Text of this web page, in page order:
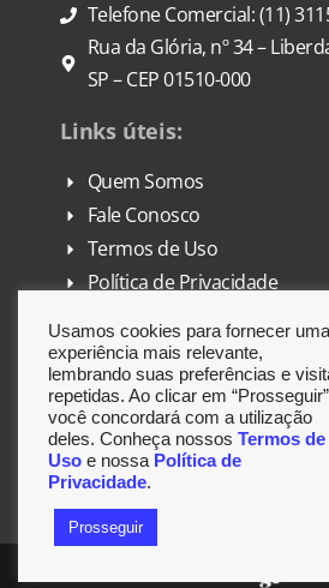
Telefone Comercial: (11)
Rua da Glória, nº 34 –
SP – CEP 01510-000
Links úteis:
Quem Somos
Fale Conosco
Termos de Uso
Política de Privacidade
DPO
Siga-nos:
Usamos cookies para fornecer uma
experiência mais relevante,
lembrando suas preferências e
repetidas. Ao clicar em
você concordará com a utilização
deles. Conheça nossos Termos de
Uso e nossa Política de
Privacidade.
Prosseguir